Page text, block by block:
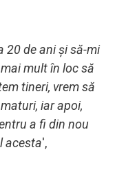
20 de ani și să-mi
mult în loc să
tineri, vrem să
iar apoi,
a fi din nou
acesta',